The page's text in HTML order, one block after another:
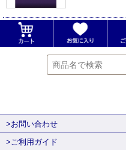
>お問い合わせ
>ご利用ガイド